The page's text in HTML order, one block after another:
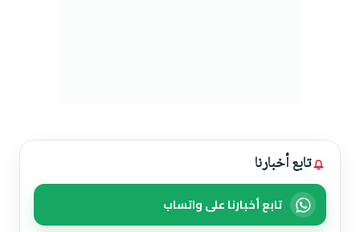
تابع أخبارنا
تابع أخبارنا على واتساب